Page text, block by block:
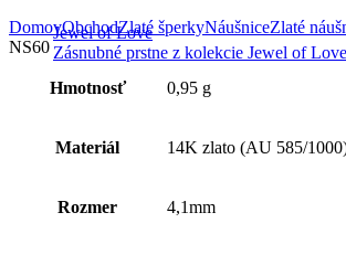
Jewel of Love
Zásnubné prstne z kolekcie Jewel of
DomovObchodZlaté šperkyNáušniceZlaté
NS60
Hmotnosť 0,95 g
Materiál 14K zlato (AU 585/
Rozmer 4,1mm